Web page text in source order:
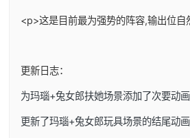
<p>这是目前最为强势的阵容,输出位
更新日志：
为玛瑙+兔女郎扶她场景添加了次要动画
更新了玛瑙+兔女郎玩具场景的结尾动